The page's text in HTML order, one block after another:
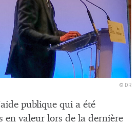
© DR
publique qui a été
en valeur lors de la dernière